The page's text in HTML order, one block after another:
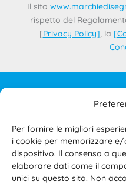
Per fornire le migliori
i cookie per memorizzare
dispositivo. Il consenso a
elaborare dati come il
unici su questo sito. Non
Il sito
rispetto del
[Privacy Policy], la [
IL
TERMINI E CONDIZIONI